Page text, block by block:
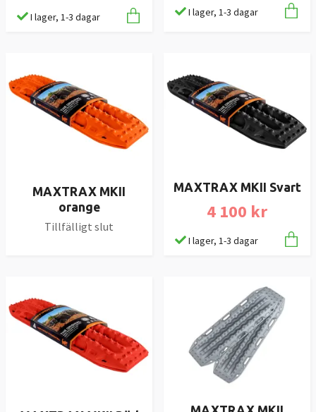
I lager, 1-3 dagar I lager, 1-3 dagar
MAXTRAX MKII
orange
Tillfälligt slut
MAXTRAX MKII Svart
4 100 kr
I lager, 1-3 dagar